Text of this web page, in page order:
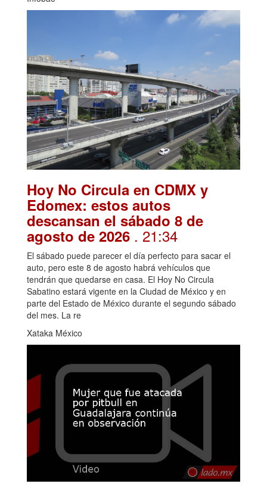
Hoy No Circula en CDMX y
Edomex: estos autos
descansan el sábado 8 de
agosto de 2026 . 21:34
El sábado puede parecer el día perfecto para sacar el
auto, pero este 8 de agosto habrá vehículos que
tendrán que quedarse en casa. El Hoy No Circula
Sabatino estará vigente en la Ciudad de México y en
parte del Estado de México durante el segundo sábado
del mes. La re
Xataka México